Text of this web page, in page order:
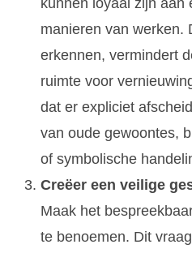
manieren van werken.
erkennen, vermindert
ruimte voor
dat er expliciet
van oude gewoontes,
of symbolische
Creëer een veilige
Maak het
te benoemen. Dit